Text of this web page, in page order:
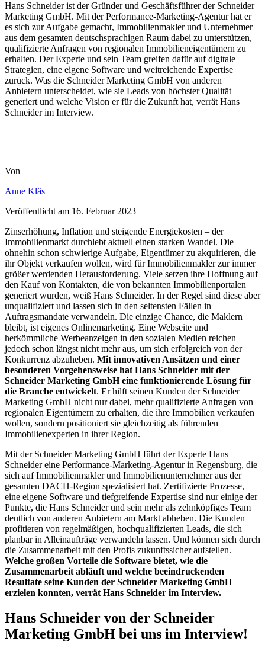
Hans Schneider ist der Gründer und Geschäftsführer der Schneider
Marketing GmbH. Mit der Performance-Marketing-Agentur hat er
es sich zur Aufgabe gemacht, Immobilienmakler und Unternehmer
aus dem gesamten deutschsprachigen Raum dabei zu unterstützen,
qualifizierte Anfragen von regionalen Immobilieneigentümern zu
erhalten. Der Experte und sein Team greifen dafür auf digitale
Strategien, eine eigene Software und weitreichende Expertise
zurück. Was die Schneider Marketing GmbH von anderen
Anbietern unterscheidet, wie sie Leads von höchster Qualität
generiert und welche Vision er für die Zukunft hat, verrät Hans
Schneider im Interview.
Von
Anne Kläs
Veröffentlicht am 16. Februar 2023
Zinserhöhung, Inflation und steigende Energiekosten – der
Immobilienmarkt durchlebt aktuell einen starken Wandel. Die
ohnehin schon schwierige Aufgabe, Eigentümer zu akquirieren, die
ihr Objekt verkaufen wollen, wird für Immobilienmakler zur immer
größer werdenden Herausforderung. Viele setzen ihre Hoffnung auf
den Kauf von Kontakten, die von bekannten Immobilienportalen
generiert wurden, weiß Hans Schneider. In der Regel sind diese aber
unqualifiziert und lassen sich in den seltensten Fällen in
Auftragsmandate verwandeln. Die einzige Chance, die Maklern
bleibt, ist eigenes Onlinemarketing. Eine Webseite und
herkömmliche Werbeanzeigen in den sozialen Medien reichen
jedoch schon längst nicht mehr aus, um sich erfolgreich von der
Konkurrenz abzuheben. Mit innovativen Ansätzen und einer
besonderen Vorgehensweise hat Hans Schneider mit der
Schneider Marketing GmbH eine funktionierende Lösung für
die Branche entwickelt. Er hilft seinen Kunden der Schneider
Marketing GmbH nicht nur dabei, mehr qualifizierte Anfragen von
regionalen Eigentümern zu erhalten, die ihre Immobilien verkaufen
wollen, sondern positioniert sie gleichzeitig als führenden
Immobilienexperten in ihrer Region.
Mit der Schneider Marketing GmbH führt der Experte Hans
Schneider eine Performance-Marketing-Agentur in Regensburg, die
sich auf Immobilienmakler und Immobilienunternehmer aus der
gesamten DACH-Region spezialisiert hat. Zertifizierte Prozesse,
eine eigene Software und tiefgreifende Expertise sind nur einige der
Punkte, die Hans Schneider und sein mehr als zehnköpfiges Team
deutlich von anderen Anbietern am Markt abheben. Die Kunden
profitieren von regelmäßigen, hochqualifizierten Leads, die sich
planbar in Alleinaufträge verwandeln lassen. Und können sich durch
die Zusammenarbeit mit den Profis zukunftssicher aufstellen.
Welche großen Vorteile die Software bietet, wie die
Zusammenarbeit abläuft und welche beeindruckenden
Resultate seine Kunden der Schneider Marketing GmbH
erzielen konnten, verrät Hans Schneider im Interview.
Hans Schneider von der Schneider
Marketing GmbH bei uns im Interview!